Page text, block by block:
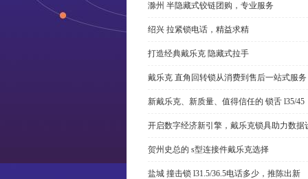
滁州 半隐藏式铰链团购，专业服务
绍兴 拉紧锁电话，精益求精
打造经典戴乐克 隐藏式拉手
戴乐克 直角回转锁从消费到售后一站式服务
新戴乐克、新质量、值得信任的 锁舌 l35/45
开启数字经济新引擎，戴乐克锁具助力数据
贺州史总的 s型连接件戴乐克选择
盐城 撞击锁 l31.5/36.5电话多少，推陈出新